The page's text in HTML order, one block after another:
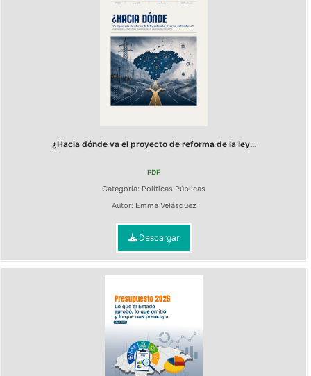
¿Hacia dónde va el proyecto de reforma de la ley...
PDF
Categoría: Políticas Públicas
Autor: Emma Velásquez
Descargar